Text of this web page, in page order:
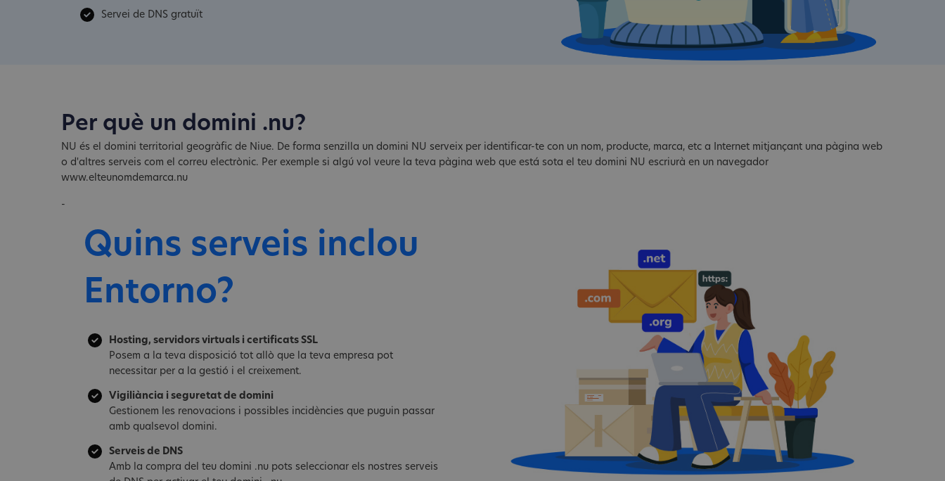
Servei de DNS gratuït
Per què un domini .nu?
NU és el domini territorial geogràfic de Niue. De forma senzilla un domini NU serveix per identificar-te con un nom, producte, marca, etc a Internet mitjançant una pàgina web
o d'altres serveis com el correu electrònic. Per exemple si algú vol veure la teva pàgina web que está sota el teu domini NU escriurà en un navegador
www.elteunomdemarca.nu
-
Quins serveis inclou
Entorno?
Hosting, servidors virtuals i certificats SSL
Posem a la teva disposició tot allò que la teva empresa pot
necessitar per a la gestió i el creixement.
Vigiliància i seguretat de domini
Gestionem les renovacions i possibles incidències que puguin passar
amb qualsevol domini.
Serveis de DNS
Amb la compra del teu domini .nu pots seleccionar els nostres serveis